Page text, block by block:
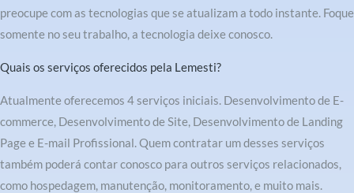
preocupe com as tecnologias que se atualizam a todo instante. Foque
somente no seu trabalho, a tecnologia deixe conosco.
Quais os serviços oferecidos pela Lemesti?
Atualmente oferecemos 4 serviços iniciais. Desenvolvimento de E-
commerce, Desenvolvimento de Site, Desenvolvimento de Landing
Page e E-mail Profissional. Quem contratar um desses serviços
também poderá contar conosco para outros serviços relacionados,
como hospedagem, manutenção, monitoramento, e muito mais.